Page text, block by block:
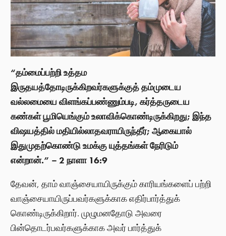
“தம்மைப்பற்றி உத்தம
இருதயத்தோடிருக்கிறவர்களுக்குத் தம்முடைய
வல்லமையை விளங்கப்பண்ணும்படி, கர்த்தருடைய
கண்கள் பூமியெங்கும் உலாவிக்கொண்டிருக்கிறது; இந்த
விஷயத்தில் மதியில்லாதவராயிருந்தீர்; ஆகையால்
இதுமுதற்கொண்டு உமக்கு யுத்தங்கள் நேரிடும்
என்றான்.” – 2 நாளா 16:9
தேவன், தாம் வாஞ்சையாயிருக்கும் காரியங்களைப் பற்றி
வாஞ்சையாயிருப்பவர்களுக்காக எதிர்பார்த்துக்
கொண்டிருக்கிறார். முழுமனதோடு அவரை
பின்தொடர்பவர்களுக்காக அவர் பார்த்துக்